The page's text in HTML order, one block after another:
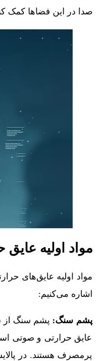
صدا در این فضاها کمک
مواد اولیه
مواد اولیه عایق‌های
اشاره می‌کنیم:
پشم سنگ: پشم سنگ از
عایق حرارتی و صوتی
پرمصرف هستند. در